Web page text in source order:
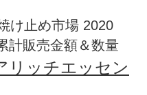
け止め市場 2020
計販売金額＆数量
ッチエッセン